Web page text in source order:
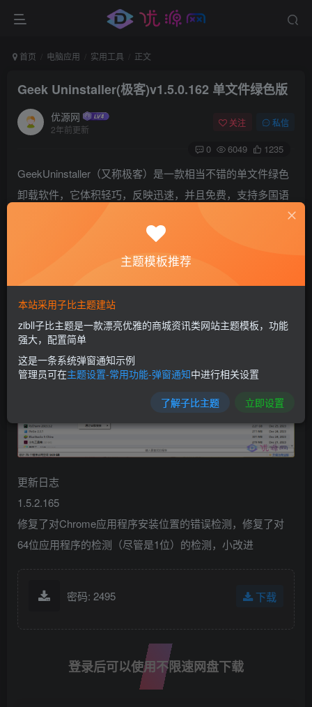
首页 电脑应用 实用工具 正文
Geek Uninstaller(极客)v1.5.0.162 单文件绿色版
优源网
2年前更新
关注 私信
0 6049 1235
GeekUninstaller（又称极客）是一款相当不错的单文件绿色
卸载软件，它体积轻巧，反映迅速，并且免费，支持多国语
件 (软件大小不到2M)，单文件的好处就是你不需要安装即可
直接卸载软件、强制彻底清除软件残留垃圾文件或是查看某
看着各路全家桶默默关掉电脑。
更新日志
1.5.2.165
修复了对Chrome应用程序安装位置的错误检测，修复了对
64位应用程序的检测（尽管是1位）的检测，小改进
密码: 2495 下载
登录后可以使用不限速网盘下载
主题模板推荐
本站采用子比主题建站
zibll子比主题是一款漂亮优雅的商城资讯类网站主题模板，功能
强大，配置简单
这是一条系统弹窗通知示例
管理员可在主题设置-常用功能-弹窗通知中进行相关设置
了解子比主题 立即设置